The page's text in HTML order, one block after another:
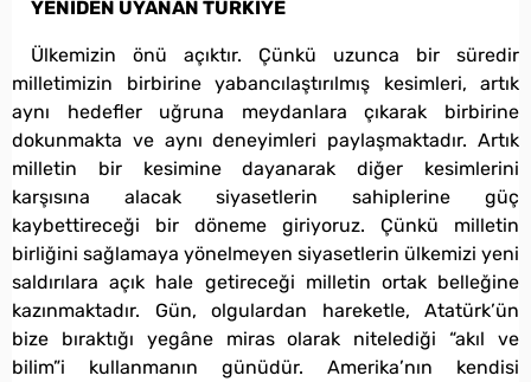
YENİDEN UYANAN TÜRKİYE
Ülkemizin önü açıktır. Çünkü uzunca bir süredir
milletimizin birbirine yabancılaştırılmış kesimleri, artık
aynı hedefler uğruna meydanlara çıkarak birbirine
dokunmakta ve aynı deneyimleri paylaşmaktadır. Artık
milletin bir kesimine dayanarak diğer kesimlerini
karşısına alacak siyasetlerin sahiplerine güç
kaybettireceği bir döneme giriyoruz. Çünkü milletin
birliğini sağlamaya yönelmeyen siyasetlerin ülkemizi yeni
saldırılara açık hale getireceği milletin ortak belleğine
kazınmaktadır. Gün, olgulardan hareketle, Atatürk’ün
bize bıraktığı yegâne miras olarak nitelediği “akıl ve
bilim”i kullanmanın günüdür. Amerika’nın kendisi